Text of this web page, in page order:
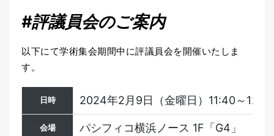
#評議員会のご案内
以下にて学術集会期間中に評議員会を開催いたしま
す。
日時 2024年2月9日（金曜日）11:40～
会場 パシフィコ横浜ノース 1F「G4」